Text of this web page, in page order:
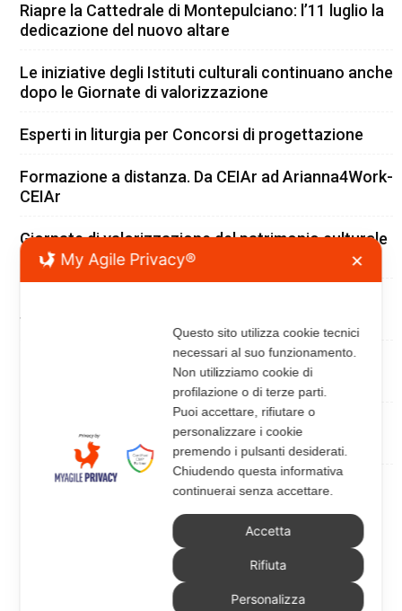
Riapre la Cattedrale di Montepulciano: l’11 luglio la
dedicazione del nuovo altare
Le iniziative degli Istituti culturali continuano anche
dopo le Giornate di valorizzazione
Esperti in liturgia per Concorsi di progettazione
Formazione a distanza. Da CEIAr ad Arianna4Work-
CEIAr
Giornate di valorizzazione del patrimonio culturale
ecclesiastico 2026
tra tradizione e architettura
Pubblicato il bando per l’adeguamento liturgico
della cattedrale di Otranto
Concorsi per le nuove chiese della diocesi di
Programma nuove chiese della diocesi di Roma
My Agile Privacy® ✕
Questo sito utilizza cookie tecnici
necessari al suo funzionamento.
Non utilizziamo cookie di
profilazione o di terze parti.
Puoi accettare, rifiutare o
personalizzare i cookie
premendo i pulsanti desiderati.
Chiudendo questa informativa
continuerai senza accettare.
Accetta
Rifiuta
Personalizza